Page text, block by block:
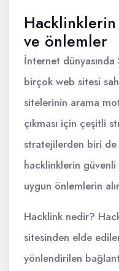
Hacklinklerin
ve önlemler
İnternet dünyasında
birçok web sitesi
sitelerinin arama
çıkması için çeşitli
stratejilerden biri de
hacklinklerin güvenli
uygun önlemlerin
Hacklink nedir?
sitesinden elde
yönlendirilen